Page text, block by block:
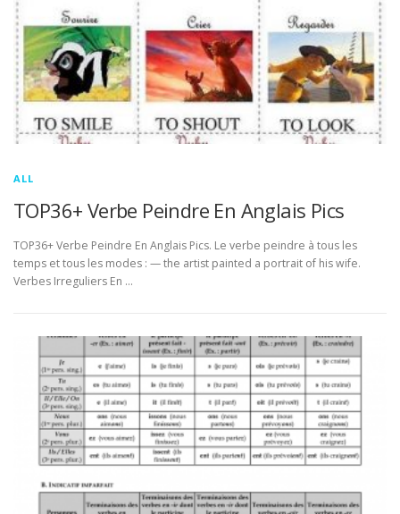
ALL
TOP36+ Verbe Peindre En Anglais Pics
TOP36+ Verbe Peindre En Anglais Pics. Le verbe peindre à tous les
temps et tous les modes : — the artist painted a portrait of his wife.
Verbes Irreguliers En …